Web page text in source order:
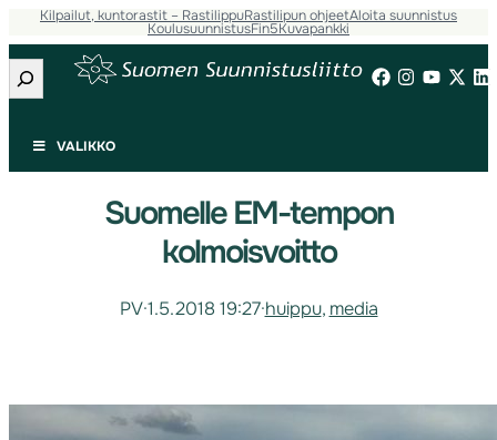
Kilpailut, kuntorastit – RastilippuRastilipun ohjeetAloita suunnistus
KoulusuunnistusFin5Kuvapankki
Etsi
VALIKKO
Suomelle EM-tempon
kolmoisvoitto
PV·1.5.2018 19:27·huippu, media